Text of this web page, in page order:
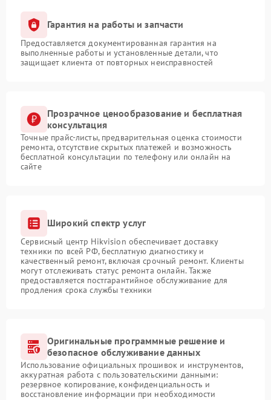
Гарантия на работы и запчасти
Предоставляется документированная гарантия на
выполненные работы и установленные детали, что
защищает клиента от повторных неисправностей
Прозрачное ценообразование и бесплатная
консультация
Точные прайс-листы, предварительная оценка стоимости
ремонта, отсутствие скрытых платежей и возможность
бесплатной консультации по телефону или онлайн на
сайте
Широкий спектр услуг
Сервисный центр Hikvision обеспечивает доставку
техники по всей РФ, бесплатную диагностику и
качественный ремонт, включая срочный ремонт. Клиенты
могут отслеживать статус ремонта онлайн. Также
предоставляется постгарантийное обслуживание для
продления срока службы техники
Оригинальные программные решение и
безопасное обслуживание данных
Использование официальных прошивок и инструментов,
аккуратная работа с пользовательскими данными:
резервное копирование, конфиденциальность и
восстановление информации при необходимости